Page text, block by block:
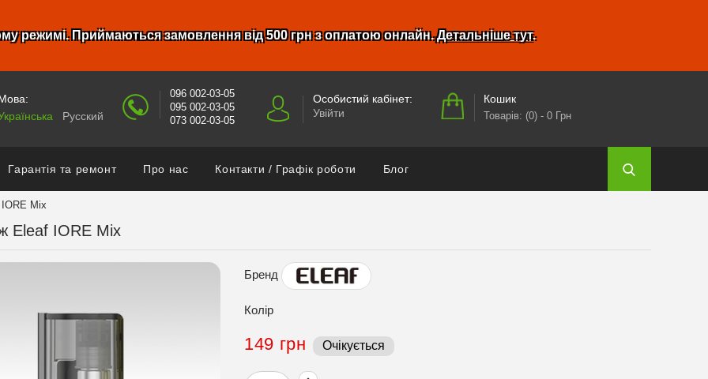
режимі. Приймаються замовлення від 500 грн з оплатою онлайн.Детальніше тут.
Русский
096 002-03-05
095 002-03-05
073 002-03-05
Особистий кабінет:
Увійти
Кошик
Товарів: (0)- 0 Грн
Гарантія та ремонт Про нас Контакти / Графік роботи Блог
Mix
Eleaf IORE Mix
Бренд
Колір
149 грн Очікується